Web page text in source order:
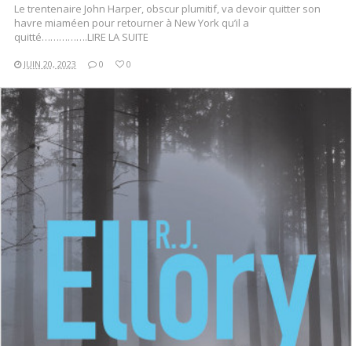
Le trentenaire John Harper, obscur plumitif, va devoir quitter son
havre miaméen pour retourner à New York qu’il a
quitté…………….LIRE LA SUITE
JUIN 20, 2023 0 0